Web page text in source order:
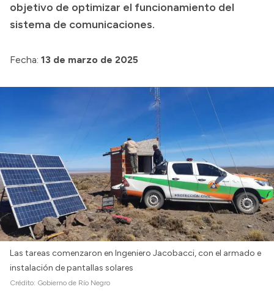
Convocatorias
Intranet
objetivo de optimizar el funcionamiento del
sistema de comunicaciones.
Fecha: 13 de marzo de 2025
Las tareas comenzaron en Ingeniero Jacobacci, con el armado e
instalación de pantallas solares
Crédito: Gobierno de Río Negro